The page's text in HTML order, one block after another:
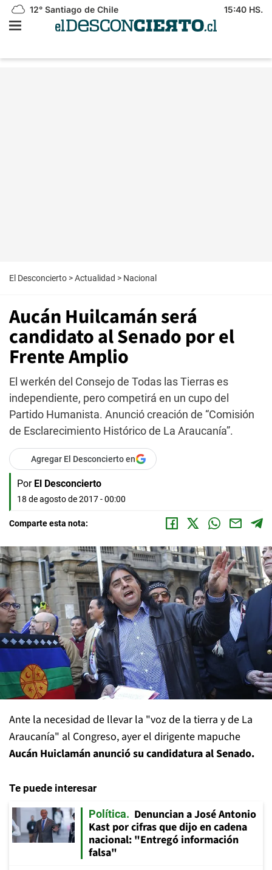
12° Santiago de Chile 15:40 HS.
El Desconcierto >Actualidad > Nacional
Aucán Huilcamán será
candidato al Senado por el
Frente Amplio
El werkén del Consejo de Todas las Tierras es
independiente, pero competirá en un cupo del
Partido Humanista. Anunció creación de “Comisión
de Esclarecimiento Histórico de La Araucanía”.
Agregar El Desconcierto en
Por El Desconcierto
18 de agosto de 2017 - 00:00
Comparte esta nota:
Ante la necesidad de llevar la "voz de la tierra y de La
Araucanía" al Congreso, ayer el dirigente mapuche
Aucán Huiclamán anunció su candidatura al Senado.
Te puede interesar
Política
Denuncian a José Antonio
Kast por cifras que dijo en cadena
nacional: "Entregó información
falsa"